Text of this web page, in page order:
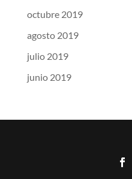
octubre 2019
agosto 2019
julio 2019
junio 2019